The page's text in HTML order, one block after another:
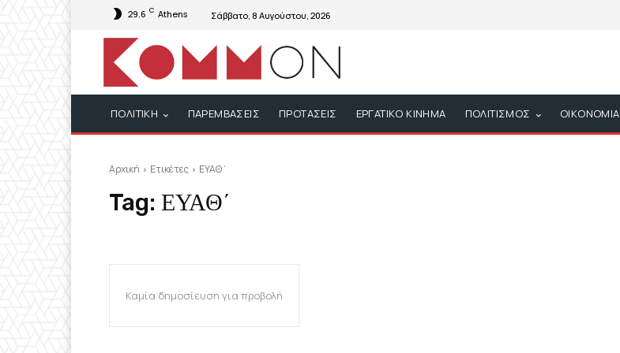
29.6 C Athens Σάββατο, 8 Αυγούστου, 2026
ΠΟΛΙΤΙΚΗ ΠΑΡΕΜΒΑΣΕΙΣ ΠΡΟΤΑΣΕΙΣ ΕΡΓΑΤΙΚΟ ΚΙΝΗΜΑ ΠΟΛΙΤΙΣΜΟΣ ΟΙΚΟΝΟΜΙΑ
Αρχική Ετικέτες ΕΥΑΘ΄
Tag: ΕΥΑΘ΄
Καμία δημοσίευση για προβολή